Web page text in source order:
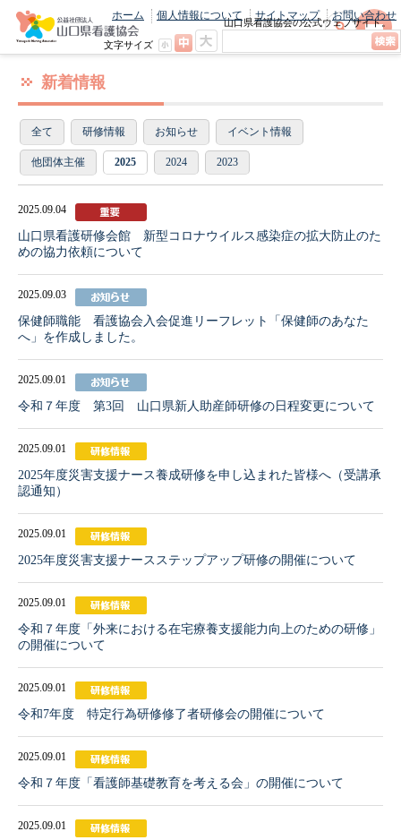
山口県看護協会の公式ウェブサイト。
最新のニュースやお知らせをいち早くお
ホーム 個人情報について サイトマップ お問い合わせ
文字サイズ
新着情報
全て 研修情報 お知らせ イベント情報
他団体主催 2025 2024 2023
2025.09.04
山口県看護研修会館 新型コロナウイルス感染症の拡大防止のた
めの協力依頼について
2025.09.03
保健師職能 看護協会入会促進リーフレット「保健師のあなた
へ」を作成しました。
2025.09.01
令和７年度 第3回 山口県新人助産師研修の日程変更について
2025.09.01
2025年度災害支援ナース養成研修を申し込まれた皆様へ（受講承
認通知）
2025.09.01
2025年度災害支援ナースステップアップ研修の開催について
2025.09.01
令和７年度「外来における在宅療養支援能力向上のための研修」
の開催について
2025.09.01
令和7年度 特定行為研修修了者研修会の開催について
2025.09.01
令和７年度「看護師基礎教育を考える会」の開催について
2025.09.01